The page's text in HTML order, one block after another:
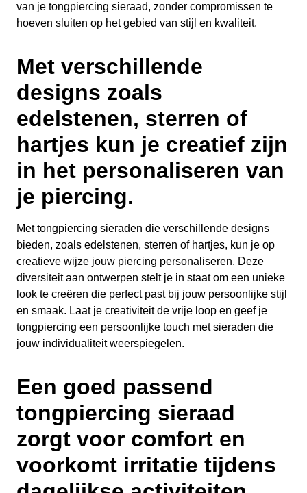
van je tongpiercing sieraad, zonder compromissen te
hoeven sluiten op het gebied van stijl en kwaliteit.
Met verschillende
designs zoals
edelstenen, sterren of
hartjes kun je creatief zijn
in het personaliseren van
je piercing.
Met tongpiercing sieraden die verschillende designs
bieden, zoals edelstenen, sterren of hartjes, kun je op
creatieve wijze jouw piercing personaliseren. Deze
diversiteit aan ontwerpen stelt je in staat om een unieke
look te creëren die perfect past bij jouw persoonlijke stijl
en smaak. Laat je creativiteit de vrije loop en geef je
tongpiercing een persoonlijke touch met sieraden die
jouw individualiteit weerspiegelen.
Een goed passend
tongpiercing sieraad
zorgt voor comfort en
voorkomt irritatie tijdens